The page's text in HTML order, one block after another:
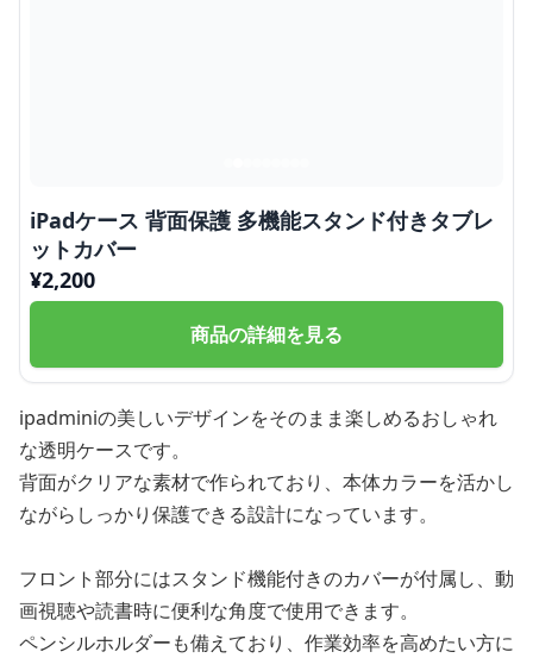
iPadケース 背面保護 多機能スタンド付きタブレ
ットカバー
¥2,200
商品の詳細を見る
ipadminiの美しいデザインをそのまま楽しめるおしゃれ
な透明ケースです。
背面がクリアな素材で作られており、本体カラーを活かし
ながらしっかり保護できる設計になっています。
フロント部分にはスタンド機能付きのカバーが付属し、動
画視聴や読書時に便利な角度で使用できます。
ペンシルホルダーも備えており、作業効率を高めたい方に